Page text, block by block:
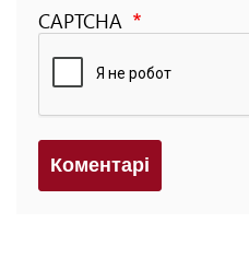
CAPTCHA
Коментарi